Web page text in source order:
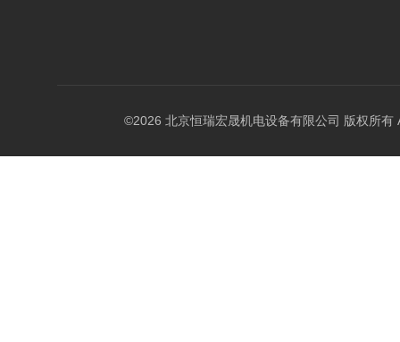
©2026 北京恒瑞宏晟机电设备有限公司 版权所有